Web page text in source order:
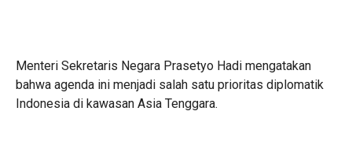
Menteri Sekretaris Negara Prasetyo Hadi mengatakan
bahwa agenda ini menjadi salah satu prioritas diplomatik
Indonesia di kawasan Asia Tenggara.